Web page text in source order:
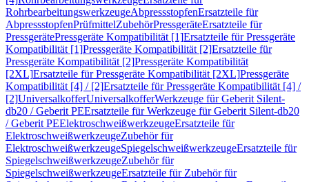
RohrbearbeitungswerkzeugeAbpressstopfenErsatzteile für
AbpressstopfenPrüfmittelZubehörPressgeräteErsatzteile für
PressgerätePressgeräte Kompatibilität [1]Ersatzteile für Pressgeräte
Kompatibilität [1]Pressgeräte Kompatibilität [2]Ersatzteile für
Pressgeräte Kompatibilität [2]Pressgeräte Kompatibilität
[2XL]Ersatzteile für Pressgeräte Kompatibilität [2XL]Pressgeräte
Kompatibilität [4] / [2]Ersatzteile für Pressgeräte Kompatibilität [4] /
[2]UniversalkofferUniversalkofferWerkzeuge für Geberit Silent-
db20 / Geberit PEErsatzteile für Werkzeuge für Geberit Silent-db20
/ Geberit PEElektroschweißwerkzeugeErsatzteile für
ElektroschweißwerkzeugeZubehör für
ElektroschweißwerkzeugeSpiegelschweißwerkzeugeErsatzteile für
SpiegelschweißwerkzeugeZubehör für
SpiegelschweißwerkzeugeErsatzteile für Zubehör für